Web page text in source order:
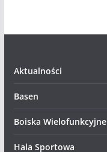
Aktualności
Basen
Boiska Wielofunkcyjne
Hala Sportowa